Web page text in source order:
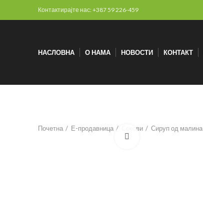
Контактирајте нас: +387 59 226-459
НАСЛОВНА О НАМА НОВОСТИ КОНТАКТ
Почетна Е-продавница Сокови Сируп од малина